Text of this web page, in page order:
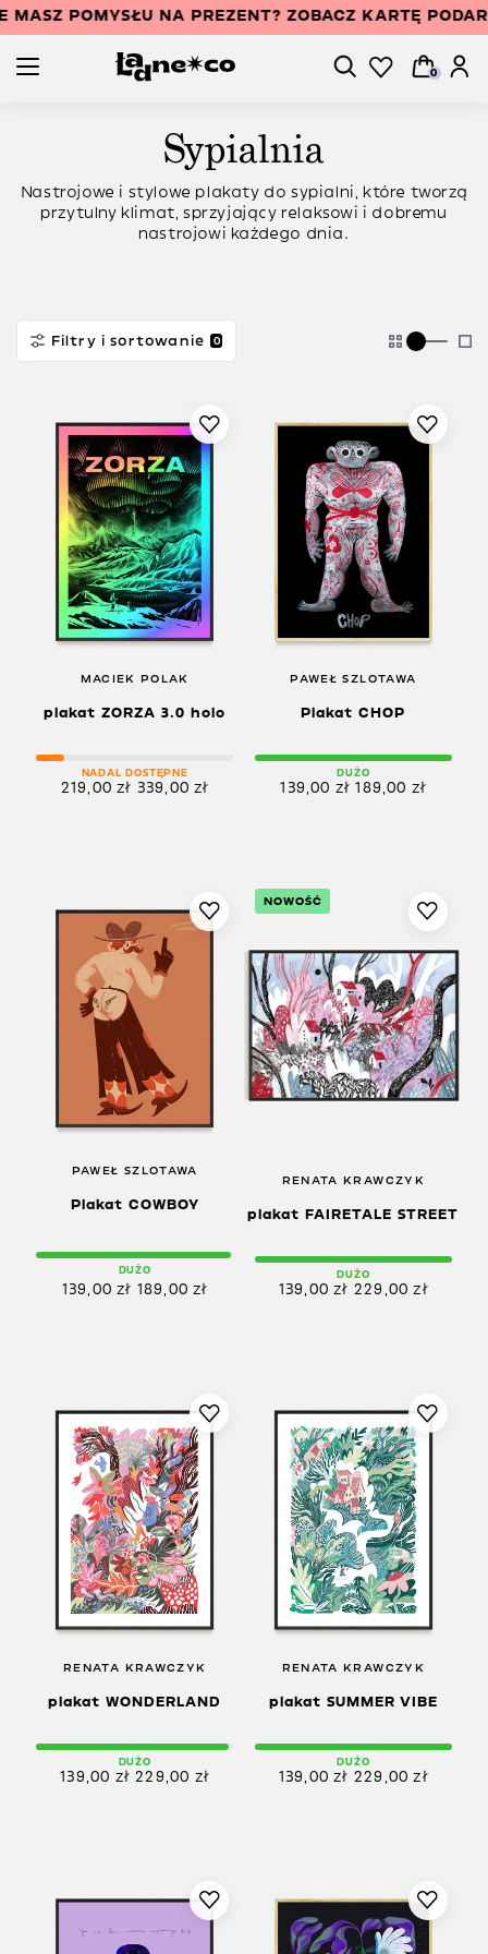
MASZ POMYSŁU NA PREZENT? ZOBACZ KARTĘ
0
Sypialnia
Nastrojowe i stylowe plakaty do sypialni, które tworzą
przytulny klimat, sprzyjający relaksowi i dobremu
nastrojowi każdego dnia.
Filtry i sortowanie 0
MACIEK POLAK
plakat ZORZA 3.0 holo
NADAL DOSTĘPNE
219,00zł 339,00zł
PAWEŁ SZLOTAWA
Plakat CHOP
DUŻO
139,00 zł 189,00 zł
PAWEŁ SZLOTAWA
Plakat COWBOY
DUŻO
139,00zł 189,00zł
NOWOŚĆ
RENATA KRAWCZYK
plakat FAIRETALE STREET
DUŻO
139,00zł 229,00zł
RENATA KRAWCZYK
plakat WONDERLAND
DUŻO
139,00 zł 229,00 zł
RENATA KRAWCZYK
plakat SUMMER VIBE
DUŻO
139,00zł 229,00zł